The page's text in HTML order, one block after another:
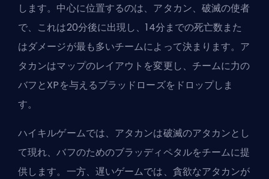
します。中心に位置するのは、アタカン、破滅の使者
で、これは20分後に出現し、14分までの死亡数また
はダメージが最も多いチームによって決まります。ア
タカンはマップのレイアウトを変更し、チームに力の
バフとXPを与えるブラッドローズをドロップしま
す。
ハイキルゲームでは、アタカンは破滅のアタカンとし
て現れ、バフのためのブラッディペタルをチームに提
供します。一方、遅いゲームでは、貪欲なアタカンが